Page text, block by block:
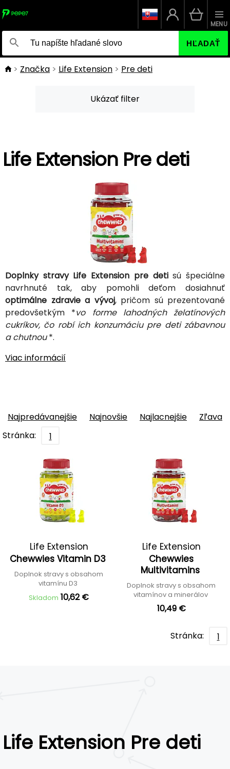
HĽADAŤ
MENU
Značka Life Extension Pre deti
Ukázať filter
Life Extension Pre deti
Doplnky stravy Life Extension pre detisú špeciálne
navrhnuté tak, aby pomohli deťom dosiahnuť
optimálne zdravie a vývoj, pričom sú prezentované
predovšetkým *vo forme lahodných želatínových
cukríkov, čo robí ich konzumáciu pre deti zábavnou
a chutnou*.
Viac informácií
Najpredávanejšie Najnovšie Najlacnejšie
Zľava
Stránka:
1
Life Extension
Chewwies Vitamin D3
Doplnok stravy s obsahom
vitamínu D3
Skladom 10,62 €
Life Extension
Chewwies
Multivitamins
Doplnok stravy s obsahom
vitamínov a minerálov
10,49 €
Stránka: 1
Life Extension Pre deti